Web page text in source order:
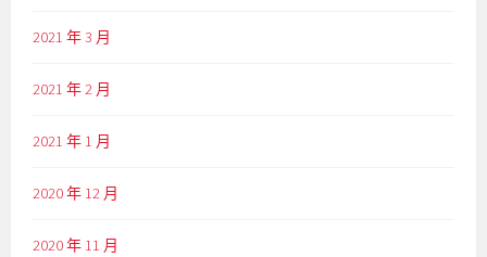
2021 年 3 月
2021 年 2 月
2021 年 1 月
2020 年 12 月
2020 年 11 月